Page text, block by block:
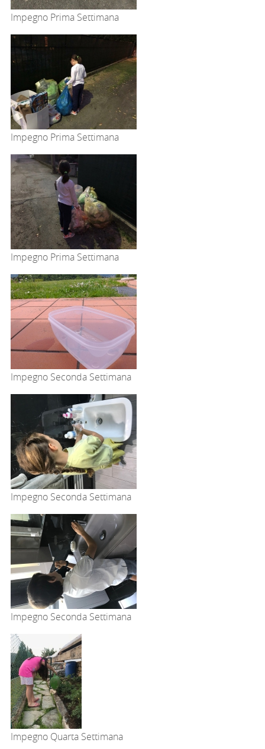
Impegno Prima Settimana
Impegno Prima Settimana
Impegno Prima Settimana
Impegno Seconda Settimana
Impegno Seconda Settimana
Impegno Seconda Settimana
Impegno Quarta Settimana